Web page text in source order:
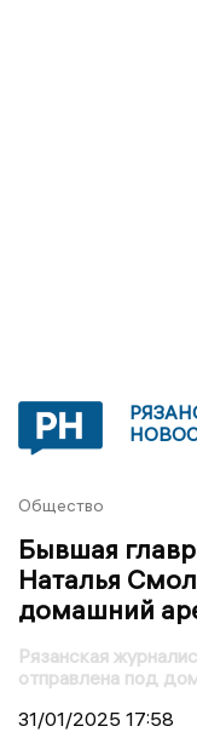
Общество
Бывшая
Наталья
домашний
Рязанская
отправлена под
31/01/2025 17:58